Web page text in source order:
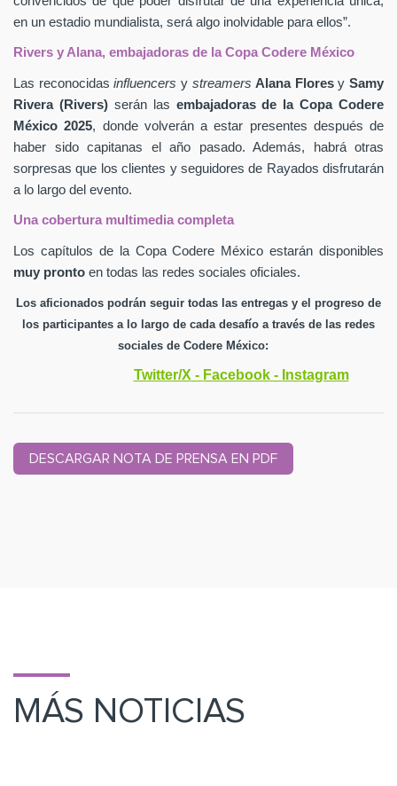
en un estadio mundialista, será algo inolvidable para ellos”.
Rivers y Alana, embajadoras de la Copa Codere México
Las reconocidasinfluencers y streamers Alana Floresy Samy
Rivera (Rivers)serán las embajadoras de la Copa Codere
México 2025, donde volverán a estar presentes después de
haber sido capitanas el año pasado. Además, habrá otras
sorpresas que los clientes y seguidores de Rayados disfrutarán
a lo largo del evento.
Una cobertura multimedia completa
Los capítulos de la Copa Codere México estarán disponibles
muy pronto en todas las redes sociales oficiales.
Los aficionados podrán seguir todas las entregas y el progreso de
los participantes a lo largo de cada desafío a través de las redes
sociales de Codere México:
Twitter/X- Facebook- Instagram
DESCARGAR NOTA DE PRENSA EN PDF
MÁS NOTICIAS